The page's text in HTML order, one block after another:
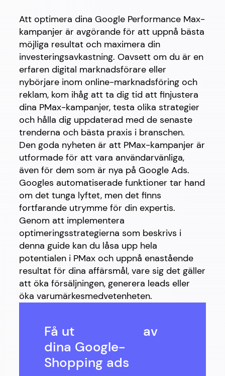
Att optimera dina Google Performance Max-
kampanjer är avgörande för att uppnå bästa
möjliga resultat och maximera din
investeringsavkastning. Oavsett om du är en
erfaren digital marknadsförare eller
nybörjare inom online-marknadsföring och
reklam, kom ihåg att ta dig tid att finjustera
dina PMax-kampanjer, testa olika strategier
och hålla dig uppdaterad med de senaste
trenderna och bästa praxis i branschen.
Den goda nyheten är att PMax-kampanjer är
utformade för att vara användarvänliga,
även för dem som är nya på Google Ads.
Googles automatiserade funktioner tar hand
om det tunga lyftet, men det finns
fortfarande utrymme för din expertis.
Genom att implementera
optimeringsstrategierna som beskrivs i
denna guide kan du låsa upp hela
potentialen i PMax och uppnå enastående
resultat för dina affärsmål, vare sig det gäller
att öka försäljningen, generera leads eller
öka varumärkesmedvetenheten.
Få ut
av
dina Google-
Shopping ads